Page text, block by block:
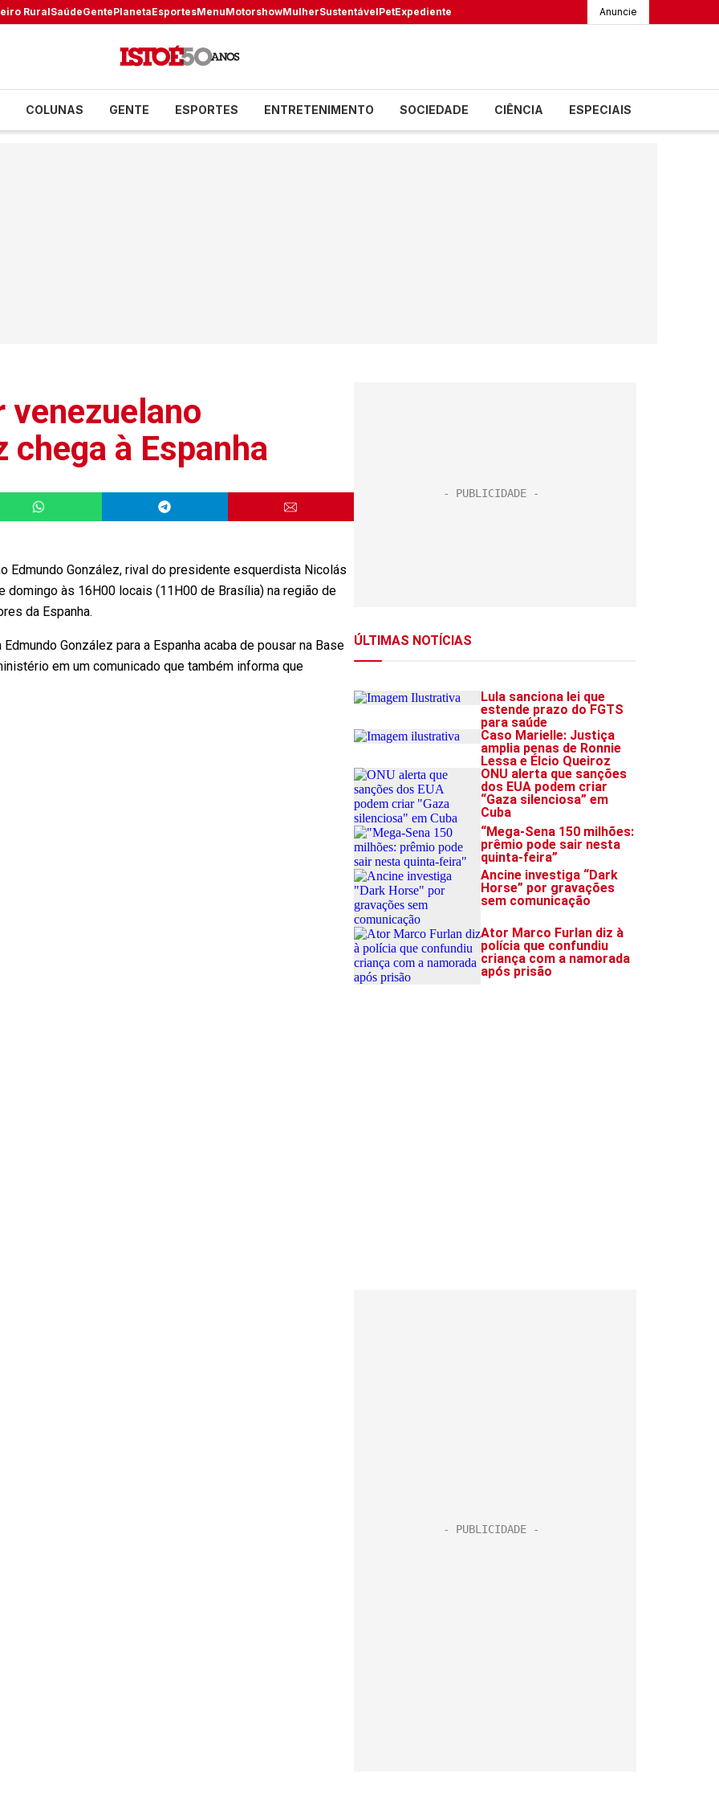
RuralSaúdeGentePlanetaEsportesMenuMotorshowMulherSustentávelPetExpediente Anuncie
COLUNAS GENTE ESPORTES ENTRETENIMENTO SOCIEDADE CIÊNCIA ESPECIAIS
venezuelano
chega à Espanha
Edmundo González, rival do presidente esquerdista Nicolás
domingo às 16H00 locais (11H00 de Brasília) na região de
da Espanha.
González para a Espanha acaba de pousar na Base
em um comunicado que também informa que